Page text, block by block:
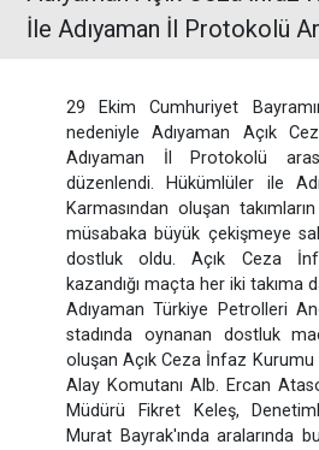
İle Adıyaman İl Protokolü
29 Ekim Cumhuriyet
nedeniyle Adıyaman Açık
Adıyaman İl Protokolü
düzenlendi. Hükümlüler ile
Karmasından oluşan
müsabaka büyük çekişmeye
dostluk oldu. Açık Ceza
kazandığı maçta her iki takıma
Adıyaman Türkiye Petrolleri
stadında oynanan dostluk
oluşan Açık Ceza İnfaz Kurumu
Alay Komutanı Alb. Ercan
Müdürü Fikret Keleş,
Murat Bayrak'ında aralarında